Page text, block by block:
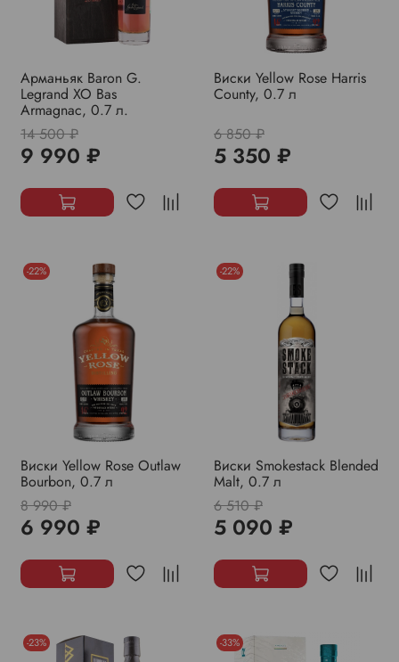
Арманьяк Baron G.
Legrand XO Bas
Armagnac, 0.7 л.
14 500 ₽
9 990 ₽
Виски Yellow Rose Harris
County, 0.7 л
6 850 ₽
5 350 ₽
-22%
Виски Yellow Rose Outlaw
Bourbon, 0.7 л
8 990 ₽
6 990 ₽
-22%
Виски Smokestack Blended
Malt, 0.7 л
6 510 ₽
5 090 ₽
-23% -33%